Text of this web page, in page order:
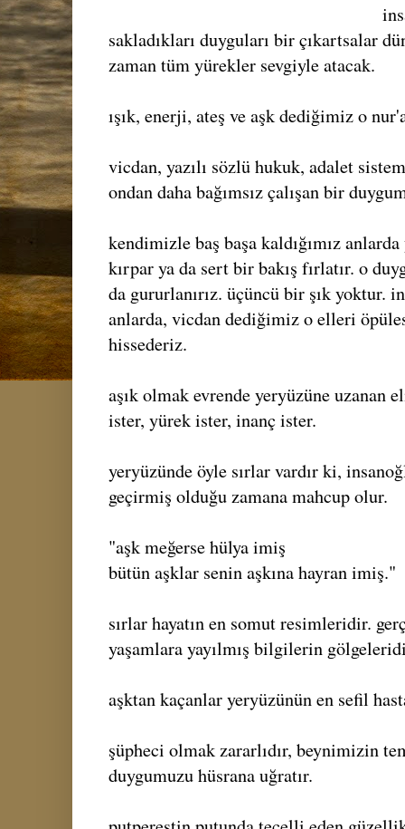
sakladıkları duyguları bir çıkartsalar
zaman tüm yürekler sevgiyle atacak.
ışık, enerji, ateş ve aşk dediğimiz o
vicdan, yazılı sözlü hukuk, adalet
ondan daha bağımsız çalışan bir
kendimizle baş başa kaldığımız
kırpar ya da sert bir bakış fırlatır. o
da gururlanırız. üçüncü bir şık yoktur.
anlarda, vicdan dediğimiz o elleri
hissederiz.
aşık olmak evrende yeryüzüne uzanan
ister, yürek ister, inanç ister.
yeryüzünde öyle sırlar vardır ki,
geçirmiş olduğu zamana mahcup olur.
"aşk meğerse hülya imiş
bütün aşklar senin aşkına hayran imiş."
sırlar hayatın en somut resimleridir.
yaşamlara yayılmış bilgilerin
aşktan kaçanlar yeryüzünün en sefil
şüpheci olmak zararlıdır, beynimizin
duygumuzu hüsrana uğratır.